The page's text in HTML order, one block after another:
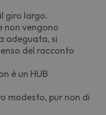
giro largo.
non vengono
adeguata, si
del racconto
è un HUB
modesto, pur non di